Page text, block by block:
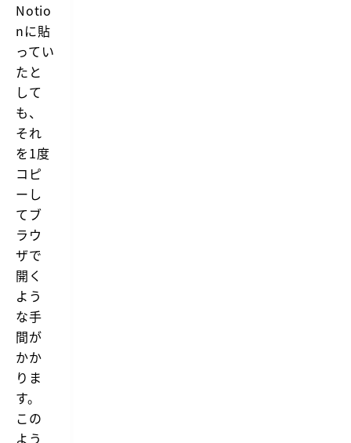
Notio
nに貼
ってい
たと
して
も、
それ
を1度
コピ
ーし
てブ
ラウ
ザで
開く
よう
な手
間が
かか
りま
す。
この
よう